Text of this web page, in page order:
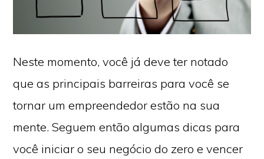
Neste momento, você já deve ter notado
que as principais barreiras para você se
tornar um empreendedor estão na sua
mente. Seguem então algumas dicas para
você iniciar o seu negócio do zero e vencer